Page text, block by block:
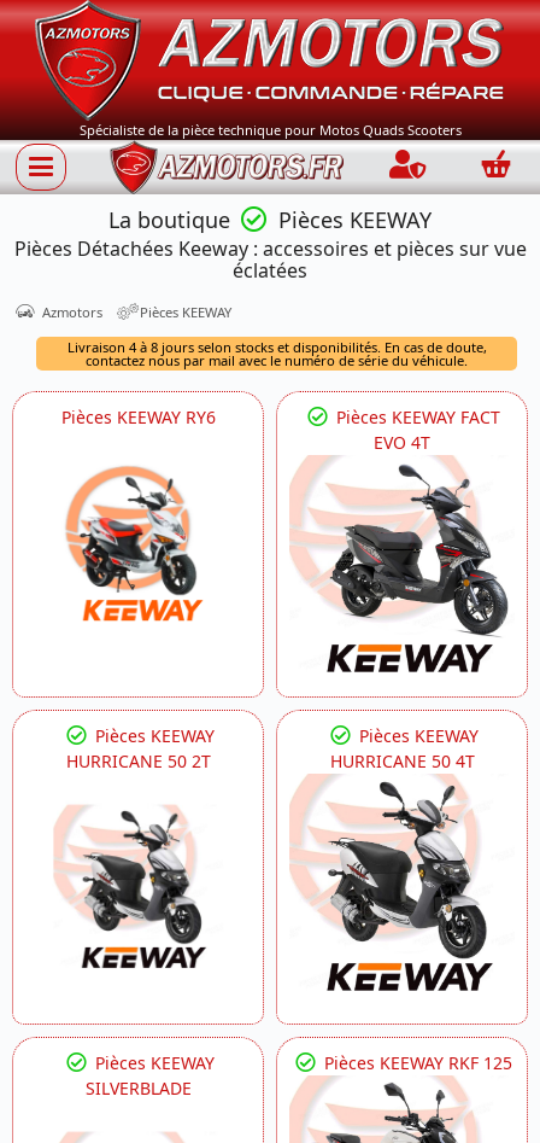
Spécialiste de la pièce technique pour Motos Quads Scooters
Connection
La boutique Pièces KEEWAY
Pièces Détachées Keeway : accessoires et pièces sur vue
éclatées
Azmotors
Pièces KEEWAY
Livraison 4 à 8 jours selon stocks et disponibilités. En cas de doute,
contactez nous par mail avec le numéro de série du véhicule.
Pièces KEEWAY RY6
Pièces KEEWAY FACT
EVO 4T
Pièces KEEWAY
HURRICANE 50 2T
Pièces KEEWAY
HURRICANE 50 4T
Pièces KEEWAY
SILVERBLADE
Pièces KEEWAY RKF 125